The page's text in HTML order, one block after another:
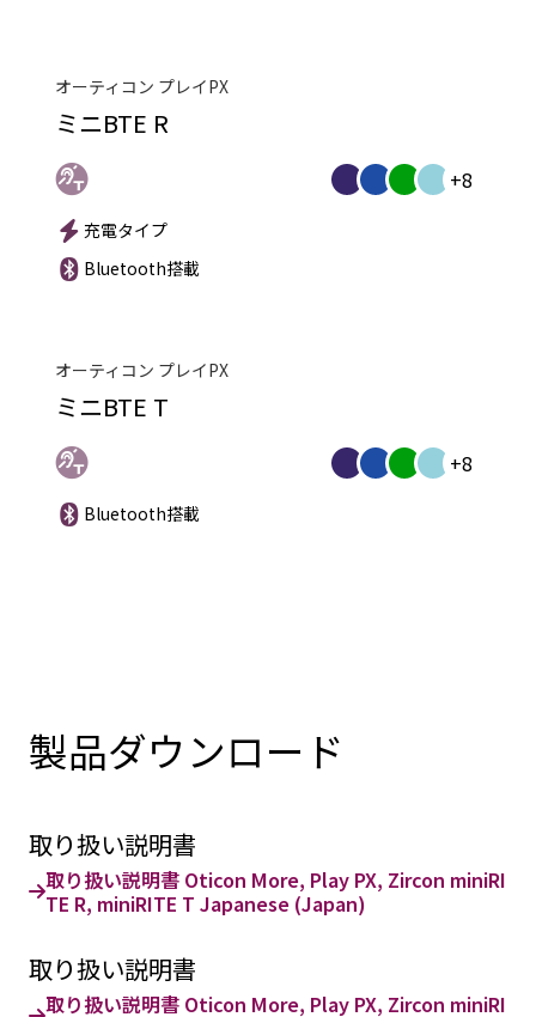
オーティコン プレイPX
ミニBTE R
+8
充電タイプ
Bluetooth搭載
オーティコン プレイPX
ミニBTE T
+8
Bluetooth搭載
製品ダウンロード
取り扱い説明書
取り扱い説明書 Oticon More, Play PX, Zircon miniRI
TE R, miniRITE T Japanese (Japan)
取り扱い説明書
取り扱い説明書 Oticon More, Play PX, Zircon miniRI